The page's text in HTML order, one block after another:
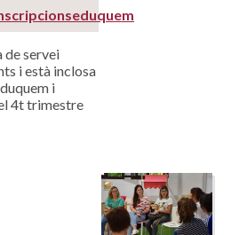
de servei
i està inclosa
i
4t trimestre